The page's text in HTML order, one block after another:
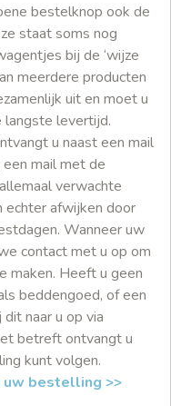
bestelknop ook de
staat soms nog
bij de ‘wijze
meerdere producten
uit en moet u
langste levertijd.
u naast een mail
mail met de
verwachte
echter afwijken door
Wanneer uw
contact met u op om
maken. Heeft u geen
beddengoed, of een
naar u op via
betreft ontvangt u
kunt volgen.
uw bestelling >>